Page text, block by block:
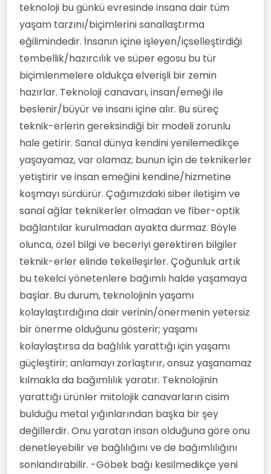
teknoloji bu günkü evresinde insana dair tüm
yaşam tarzını/biçimlerini sanallaştırma
eğilimindedir. İnsanın içine işleyen/içselleştirdiği
tembellik/hazırcılık ve süper egosu bu tür
biçimlenmelere oldukça elverişli bir zemin
hazırlar. Teknoloji canavarı, insan/emeği ile
beslenir/büyür ve insanı içine alır. Bu süreç
teknik-erlerin gereksindiği bir modeli zorunlu
hale getirir. Sanal dünya kendini yenilemedikçe
yaşayamaz, var olamaz; bunun için de teknikerler
yetiştirir ve insan emeğini kendine/hizmetine
koşmayı sürdürür. Çağımızdaki siber iletişim ve
sanal ağlar teknikerler olmadan ve fiber-optik
bağlantılar kurulmadan ayakta durmaz. Böyle
olunca, özel bilgi ve beceriyi gerektiren bilgiler
teknik-erler elinde tekelleşirler. Çoğunluk artık
bu tekelci yönetenlere bağımlı halde yaşamaya
başlar. Bu durum, teknolojinin yaşamı
kolaylaştırdığına dair verinin/önermenin yetersiz
bir önerme olduğunu gösterir; yaşamı
kolaylaştırsa da bağlılık yarattığı için yaşamı
güçleştirir; anlamayı zorlaştırır, onsuz yaşanamaz
kılmakla da bağımlılık yaratır. Teknolojinin
yarattığı ürünler mitolojik canavarların cisim
bulduğu metal yığınlarından başka bir şey
değillerdir. Onu yaratan insan olduğuna göre onu
denetleyebilir ve bağlılığını ve de bağımlılığını
sonlandırabilir. -Göbek bağı kesilmedikçe yeni